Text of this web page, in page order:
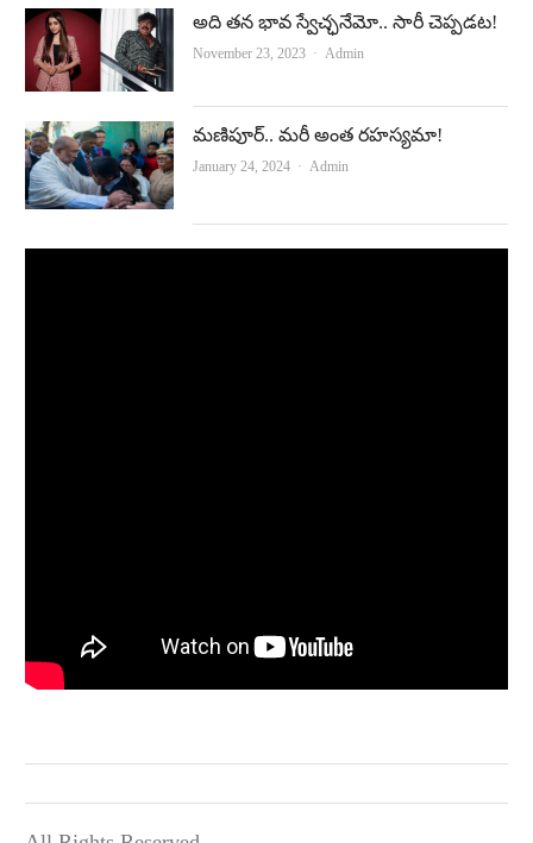
అది తన భావ స్వేచ్ఛనేమో.. సారీ చెప్పడట!
November 23, 2023 Author
Admin
మణిపూర్‌.. మరీ అంత రహస్యమా!
January 24, 2024 Author
Admin